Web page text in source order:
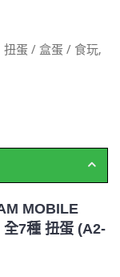
扭蛋 / 盒蛋 / 食玩,
MOBILE
7種 扭蛋 (A2-